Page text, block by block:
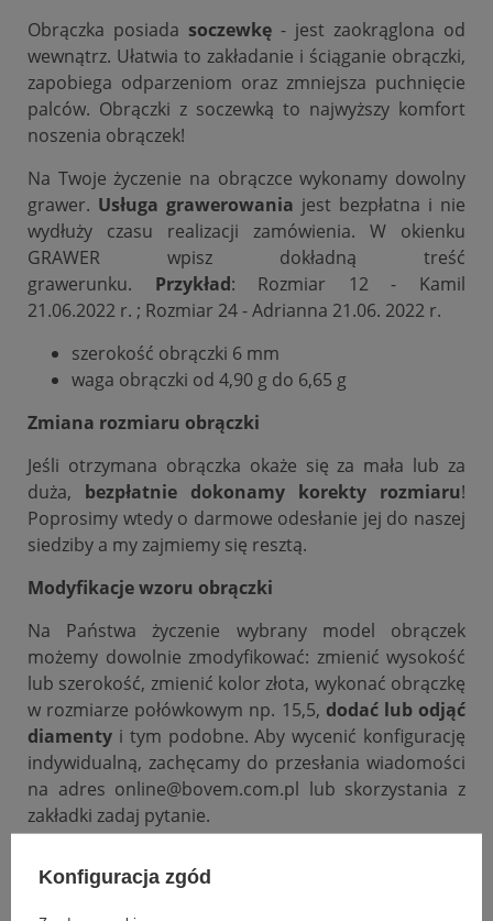
Obrączka posiada soczewkę - jest zaokrąglona od
wewnątrz. Ułatwia to zakładanie i ściąganie obrączki,
zapobiega odparzeniom oraz zmniejsza puchnięcie
palców. Obrączki z soczewką to najwyższy komfort
noszenia obrączek!
Na Twoje życzenie na obrączce wykonamy dowolny
grawer. Usługa grawerowania jest bezpłatna i nie
wydłuży czasu realizacji zamówienia. W okienku
GRAWER wpisz dokładną treść
grawerunku.
Przykład: Rozmiar 12 - Kamil
21.06.2022 r. ; Rozmiar 24 - Adrianna 21.06. 2022 r.
szerokość obrączki 6 mm
waga obrączki od 4,90 g do 6,65 g
Zmiana rozmiaru obrączki
Jeśli otrzymana obrączka okaże się za mała lub za
duża, bezpłatnie dokonamy korekty rozmiaru!
Poprosimy wtedy o darmowe odesłanie jej do naszej
siedziby a my zajmiemy się resztą.
Modyfikacje wzoru obrączki
Na Państwa życzenie wybrany model obrączek
możemy dowolnie zmodyfikować: zmienić wysokość
lub szerokość, zmienić kolor złota, wykonać obrączkę
w rozmiarze połówkowym np. 15,5, dodać lub odjąć
diamenty i tym podobne. Aby wycenić konfigurację
indywidualną, zachęcamy do przesłania wiadomości
na adres online@bovem.com.pl lub skorzystania z
zakładki zadaj pytanie.
Konfiguracja zgód